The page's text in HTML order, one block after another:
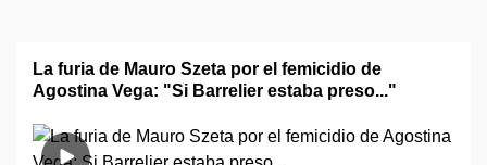
La furia de Mauro Szeta por el femicidio de
Agostina Vega: "Si Barrelier estaba preso..."